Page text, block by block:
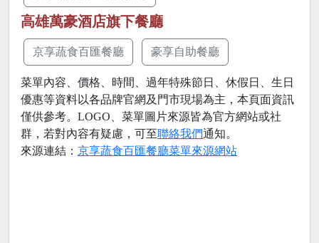
高雄萬豪酒店旗下餐廳
京享蔬食百匯餐廳 豪享自助餐廳
菜單內容、價格、時間、過年特殊節日、休假日、生日
優惠等資料以各品牌官網及門市現場為主，本頁面資訊
僅供參考。LOGO、菜單圖片來源皆為官方網站或社
群，若對內容有疑慮，可至聯絡我們通知。
來源連結： 京享蔬食百匯餐廳菜單來源網站